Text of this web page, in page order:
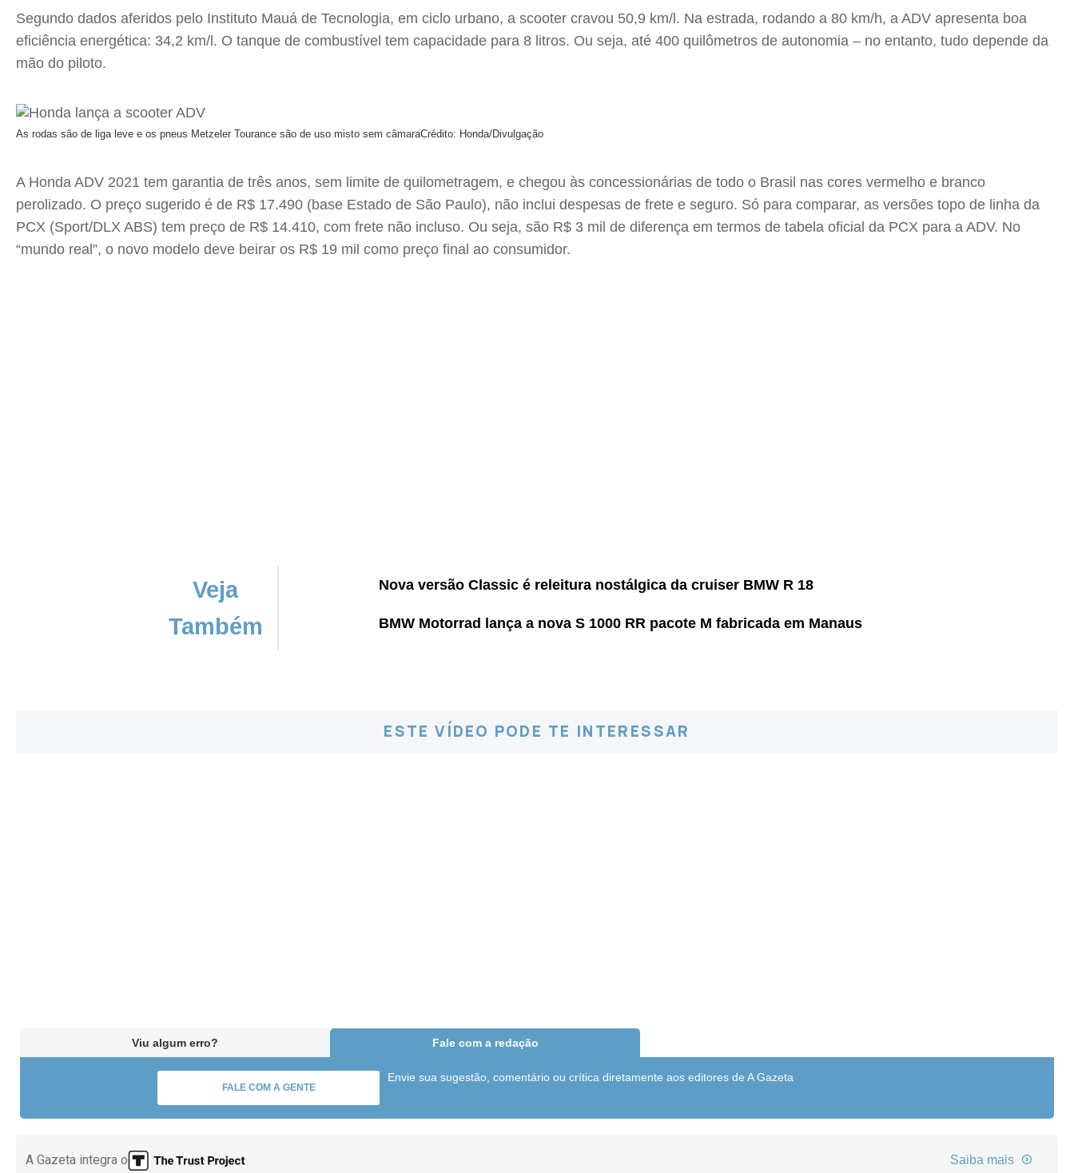
Segundo dados aferidos pelo Instituto Mauá de Tecnologia, em ciclo urbano, a scooter cravou 50,9 km/l. Na estrada, rodando a 80 km/h, a ADV apresenta boa
eficiência energética: 34,2 km/l. O tanque de combustível tem capacidade para 8 litros. Ou seja, até 400 quilômetros de autonomia – no entanto, tudo depende da
mão do piloto.
As rodas são de liga leve e os pneus Metzeler Tourance são de uso misto sem câmaraCrédito: Honda/Divulgação
A Honda ADV 2021 tem garantia de três anos, sem limite de quilometragem, e chegou às concessionárias de todo o Brasil nas cores vermelho e branco
perolizado. O preço sugerido é de R$ 17.490 (base Estado de São Paulo), não inclui despesas de frete e seguro. Só para comparar, as versões topo de linha da
PCX (Sport/DLX ABS) tem preço de R$ 14.410, com frete não incluso. Ou seja, são R$ 3 mil de diferença em termos de tabela oficial da PCX para a ADV. No
“mundo real”, o novo modelo deve beirar os R$ 19 mil como preço final ao consumidor.
Veja
Também
Nova versão Classic é releitura nostálgica da cruiser BMW R 18
BMW Motorrad lança a nova S 1000 RR pacote M fabricada em Manaus
ESTE VÍDEO PODE TE INTERESSAR
Viu algum erro? Fale com a redação
FALE COM A GENTE
Envie sua sugestão, comentário ou crítica diretamente aos editores de A Gazeta
A Gazeta integra o Saiba mais